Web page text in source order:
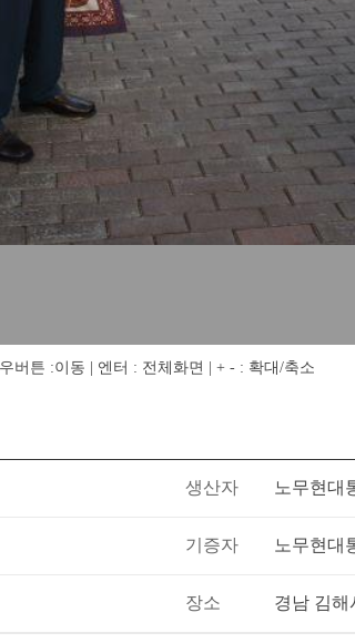
버튼 :이동 | 엔터 : 전체화면 | + - : 확대/축소
생산자 노무현대
기증자 노무현대
장소 경남 김해